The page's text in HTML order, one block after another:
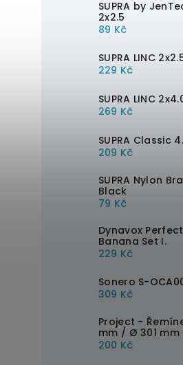
SUPRA by
2x2.5
89 Kč
SUPRA LINC
229 Kč
SUPRA LINC
269 Kč
SUPRA Classic
209 Kč
SUPRA Nylon
Black
79 Kč
Dynavox
Banana Set I.
229 Kč
Sonero S-
309 Kč
Project -
mm / Ø 301
200 Kč